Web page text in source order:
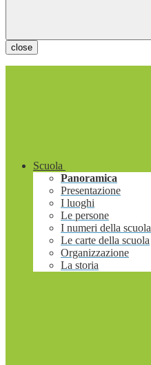
close
Scuola
Panoramica
Presentazione
I luoghi
Le persone
I numeri della scuola
Le carte della scuola
Organizzazione
La storia